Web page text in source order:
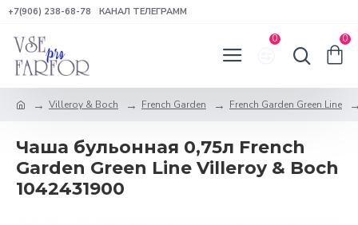
+7(906) 238-68-78 КАНАЛ ТЕЛЕГРАММ
0 0
Villeroy & Boch French Garden French Garden Green Line
Чаша бульонная 0,75л French
Garden Green Line Villeroy & Boch
1042431900